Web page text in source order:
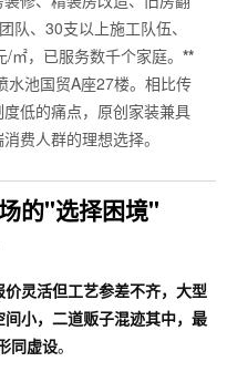
队、30支以上施工队伍、
，已服务数千个家庭。 **
水池国贸A座27楼。相比传
低的痛点，原创家装兼具
费人群的理想选择。
的"选择困境"
灵活但工艺参差不齐，大型
小，二道贩子混迹其中，最
同虚设。